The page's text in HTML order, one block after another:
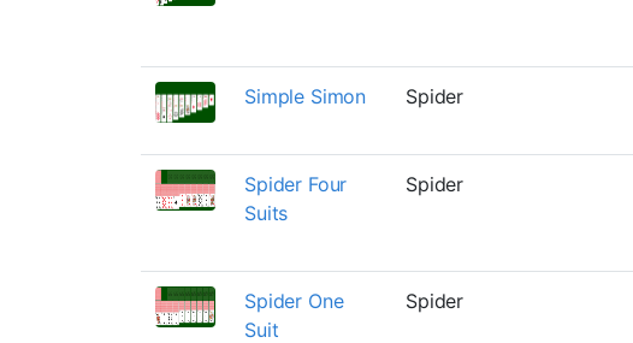
Simple Simon Spider
Spider Four
Suits
Spider
Spider One
Suit
Spider